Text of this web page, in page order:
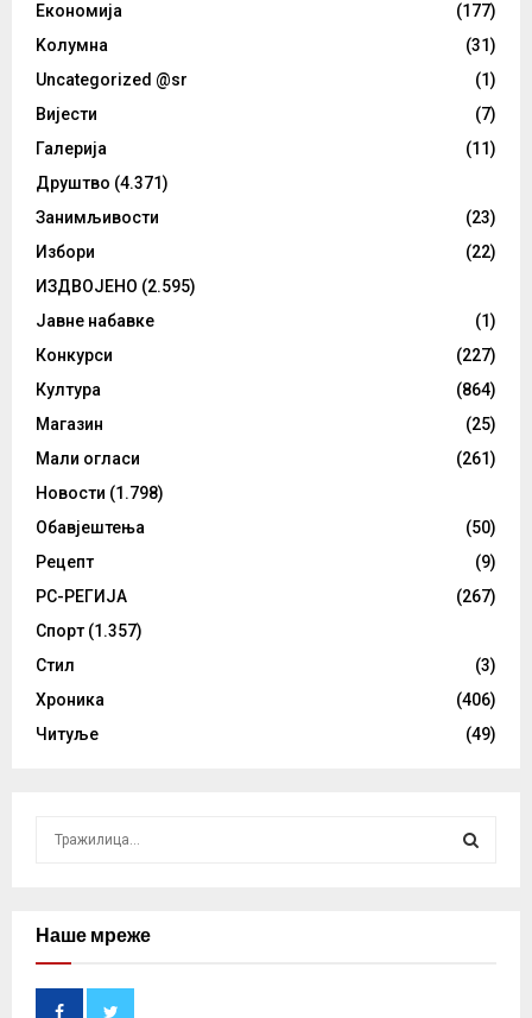
Eкономија
(177)
Kолумнa
(31)
Uncategorized @sr
(1)
Вијести
(7)
Галерија
(11)
Друштво (4.371)
Занимљивости
(23)
Избори
(22)
ИЗДВОЈЕНО (2.595)
Јавне набавке
(1)
Конкурси
(227)
Култура
(864)
Магазин
(25)
Мали огласи
(261)
Новости (1.798)
Обавјештења
(50)
Рецепт
(9)
РС-РЕГИЈА
(267)
Спорт (1.357)
Стил
(3)
Хроника
(406)
Читуље
(49)
cНаше мреже